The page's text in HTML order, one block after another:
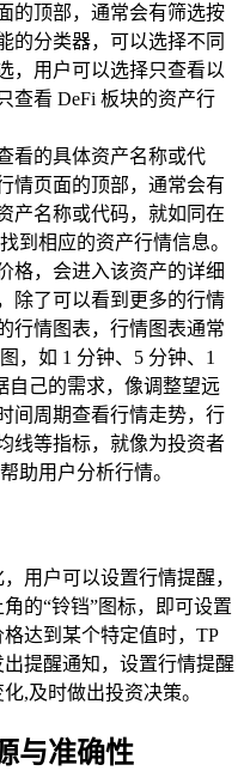
的顶部，通常会有筛选按
的分类器，可以选择不同
，用户可以选择只查看以
查看 DeFi 板块的资产行
看的具体资产名称或代
情页面的顶部，通常会有
产名称或代码，就如同在
到相应的资产行情信息。
格，会进入该资产的详细
除了可以看到更多的行情
行情图表，行情图表通常
，如 1 分钟、5 分钟、1
自己的需求，像调整望远
间周期查看行情走势，行
线等指标，就像为投资者
助用户分析行情。
用户可以设置行情提醒，
的“铃铛”图标，即可设置
达到某个特定值时，TP
提醒通知，设置行情提醒
,及时做出投资决策。
与准确性